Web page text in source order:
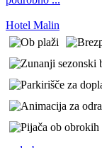
Hotel Malin